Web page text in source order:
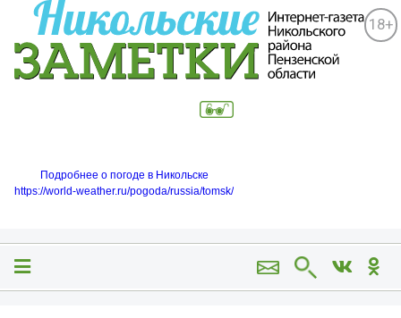
18+
Подробнее о погоде в Никольске
https://world-weather.ru/pogoda/russia/tomsk/